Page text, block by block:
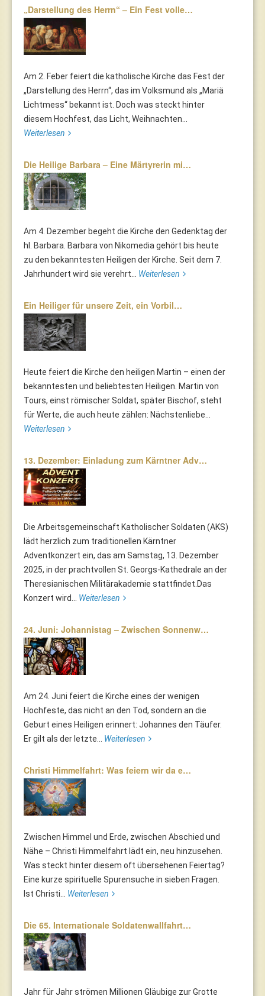
„Darstellung des Herrn“ – Ein Fest volle…
Am 2. Feber feiert die katholische Kirche das Fest der
„Darstellung des Herrn“, das im Volksmund als „Mariä
Lichtmess“ bekannt ist. Doch was steckt hinter
diesem Hochfest, das Licht, Weihnachten...
Weiterlesen
Die Heilige Barbara – Eine Märtyrerin mi…
Am 4. Dezember begeht die Kirche den Gedenktag der
hl. Barbara. Barbara von Nikomedia gehört bis heute
zu den bekanntesten Heiligen der Kirche. Seit dem 7.
Jahrhundert wird sie verehrt... Weiterlesen
Ein Heiliger für unsere Zeit, ein Vorbil…
Heute feiert die Kirche den heiligen Martin – einen der
bekanntesten und beliebtesten Heiligen. Martin von
Tours, einst römischer Soldat, später Bischof, steht
für Werte, die auch heute zählen: Nächstenliebe...
Weiterlesen
13. Dezember: Einladung zum Kärntner Adv…
Die Arbeitsgemeinschaft Katholischer Soldaten (AKS)
lädt herzlich zum traditionellen Kärntner
Adventkonzert ein, das am Samstag, 13. Dezember
2025, in der prachtvollen St. Georgs-Kathedrale an der
Theresianischen Militärakademie stattfindet.Das
Konzert wird... Weiterlesen
24. Juni: Johannistag – Zwischen Sonnenw…
Am 24. Juni feiert die Kirche eines der wenigen
Hochfeste, das nicht an den Tod, sondern an die
Geburt eines Heiligen erinnert: Johannes den Täufer.
Er gilt als der letzte... Weiterlesen
Christi Himmelfahrt: Was feiern wir da e…
Zwischen Himmel und Erde, zwischen Abschied und
Nähe – Christi Himmelfahrt lädt ein, neu hinzusehen.
Was steckt hinter diesem oft übersehenen Feiertag?
Eine kurze spirituelle Spurensuche in sieben Fragen.
Ist Christi... Weiterlesen
Die 65. Internationale Soldatenwallfahrt…
Jahr für Jahr strömen Millionen Gläubige zur Grotte